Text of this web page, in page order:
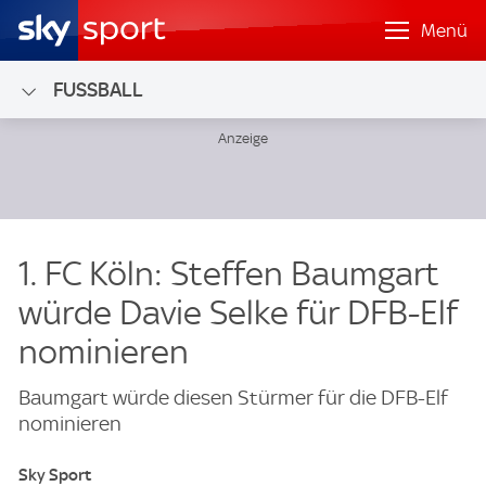
Menü
FUSSBALL
1. FC Köln: Steffen Baumgart
würde Davie Selke für DFB-Elf
nominieren
Baumgart würde diesen Stürmer für die DFB-Elf
nominieren
Sky Sport